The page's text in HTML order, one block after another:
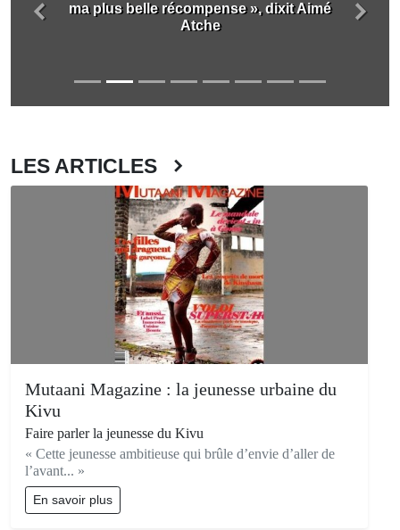
ma plus belle récompense », dixit Aimé
Atche
Précédent
LES ARTICLES
Mutaani Magazine : la jeunesse urbaine du
Kivu
Faire parler la jeunesse du Kivu
« Cette jeunesse ambitieuse qui brûle d’envie d’aller de
l’avant... »
En savoir plus